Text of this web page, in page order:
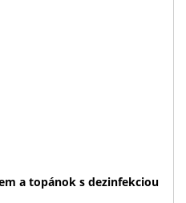
a topánok s dezinfekciou